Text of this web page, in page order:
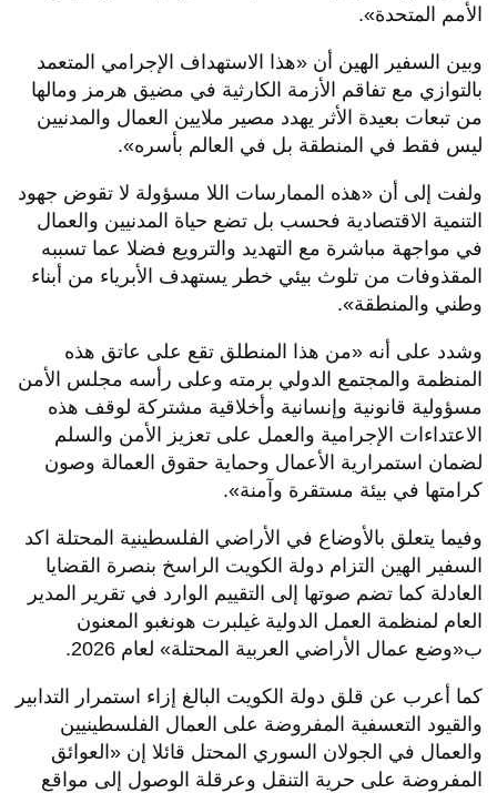
الأمم المتحدة».
وبين السفير الهين أن «هذا الاستهداف الإجرامي المتعمد
بالتوازي مع تفاقم الأزمة الكارثية في مضيق هرمز ومالها
من تبعات بعيدة الأثر يهدد مصير ملايين العمال والمدنيين
ليس فقط في المنطقة بل في العالم بأسره».
ولفت إلى أن «هذه الممارسات اللا مسؤولة لا تقوض جهود
التنمية الاقتصادية فحسب بل تضع حياة المدنيين والعمال
في مواجهة مباشرة مع التهديد والترويع فضلا عما تسببه
المقذوفات من تلوث بيئي خطر يستهدف الأبرياء من أبناء
وطني والمنطقة».
وشدد على أنه «من هذا المنطلق تقع على عاتق هذه
المنظمة والمجتمع الدولي برمته وعلى رأسه مجلس الأمن
مسؤولية قانونية وإنسانية وأخلاقية مشتركة لوقف هذه
الاعتداءات الإجرامية والعمل على تعزيز الأمن والسلم
لضمان استمرارية الأعمال وحماية حقوق العمالة وصون
كرامتها في بيئة مستقرة وآمنة».
وفيما يتعلق بالأوضاع في الأراضي الفلسطينية المحتلة اكد
السفير الهين التزام دولة الكويت الراسخ بنصرة القضايا
العادلة كما تضم صوتها إلى التقييم الوارد في تقرير المدير
العام لمنظمة العمل الدولية غيلبرت هونغبو المعنون
ب«وضع عمال الأراضي العربية المحتلة» لعام 2026.
كما أعرب عن قلق دولة الكويت البالغ إزاء استمرار التدابير
والقيود التعسفية المفروضة على العمال الفلسطينيين
والعمال في الجولان السوري المحتل قائلا إن «العوائق
المفروضة على حرية التنقل وعرقلة الوصول إلى مواقع